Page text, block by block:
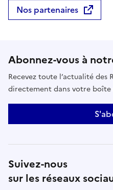
Nos partenaires
Abonnez-vous à
Recevez toute l’actualité des
directement dans votre boîte
Suivez-nous
sur les réseaux